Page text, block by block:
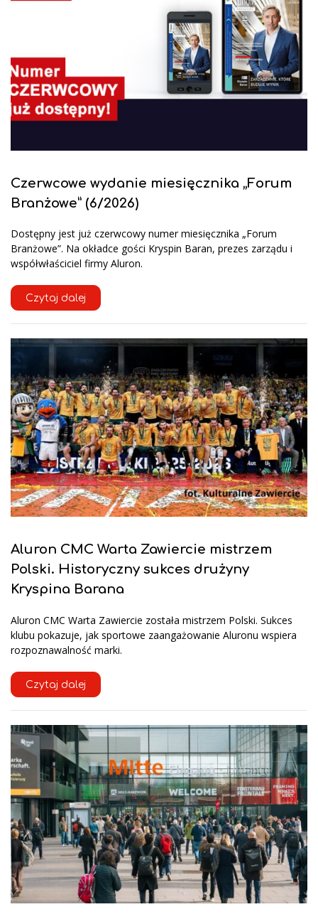
Czerwcowe wydanie miesięcznika „Forum
Branżowe” (6/2026)
Dostępny jest już czerwcowy numer miesięcznika „Forum
Branżowe”. Na okładce gości Kryspin Baran, prezes zarządu i
współwłaściciel firmy Aluron.
Czytaj dalej
Aluron CMC Warta Zawiercie mistrzem
Polski. Historyczny sukces drużyny
Kryspina Barana
Aluron CMC Warta Zawiercie została mistrzem Polski. Sukces
klubu pokazuje, jak sportowe zaangażowanie Aluronu wspiera
rozpoznawalność marki.
Czytaj dalej